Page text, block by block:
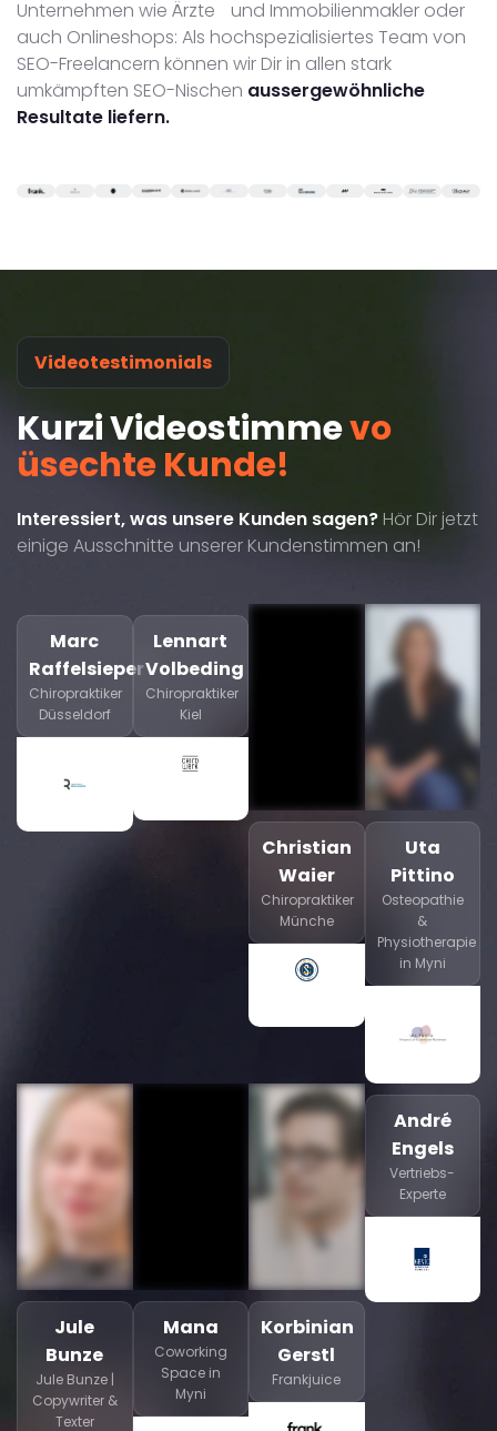
Unternehmen wie Ärzte und Immobilienmakler oder
auch Onlineshops: Als hochspezialisiertes Team von
SEO-Freelancern können wir Dir in allen stark
umkämpften SEO-Nischen aussergewöhnliche
Resultate liefern.
Videotestimonials
Kurzi Videostimmevo
üsechte Kunde!
Interessiert, was unsere Kunden sagen?Hör Dir jetzt
einige Ausschnitte unserer Kundenstimmen an!
Marc
Raffelsieper
Chiropraktiker
Düsseldorf
Lennart
Volbeding
Chiropraktiker
Kiel
Christian
Waier
Chiropraktiker
Münche
Uta
Pittino
Osteopathie
&
Physiotherapie
in Myni
Jule
Bunze
Jule Bunze |
Copywriter &
Texter
Mana
Coworking
Space in
Myni
Korbinian
Gerstl
Frankjuice
André
Engels
Vertriebs-
Experte